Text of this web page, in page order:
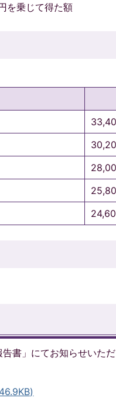
を乗じて得た額
書」にてお知らせいた